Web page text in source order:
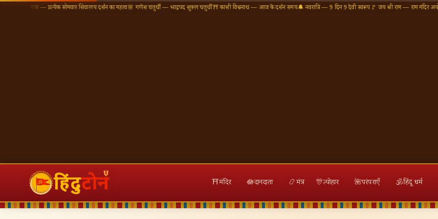
— प्रत्येक सोमवार शिवालय दर्शन का महत्व🌸 गणेश चतुर्थी — भाद्रपद शुक्ल चतुर्थी⛩ काशी विश्वनाथ — आज के दर्शन समय🔔 नवरात्रि — 9 दिन 9 देवी स्वरूप🚩 जय श्री राम — राम मंदिर अयोध्या🕉 ॐ नमः
⛩मंदिर 🪷दानदाता 📿मंत्र 🎊त्योहार 🌺परंपराएँ 🕉हिंदू धर्म